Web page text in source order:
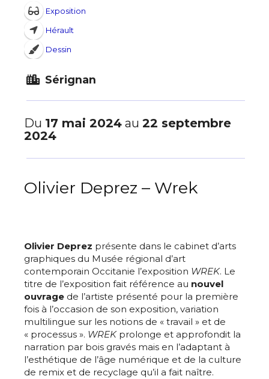
Exposition
Hérault
Dessin
Sérignan
Du 17 mai 2024 au 22 septembre
2024
Olivier Deprez – Wrek
Olivier Deprez présente dans le cabinet d’arts
graphiques du Musée régional d’art
contemporain Occitanie l’exposition WREK. Le
titre de l’exposition fait référence au nouvel
ouvrage de l’artiste présenté pour la première
fois à l’occasion de son exposition, variation
multilingue sur les notions de « travail » et de
« processus ». WREKprolonge et approfondit la
narration par bois gravés mais en l’adaptant à
l’esthétique de l’âge numérique et de la culture
de remix et de recyclage qu’il a fait naître.